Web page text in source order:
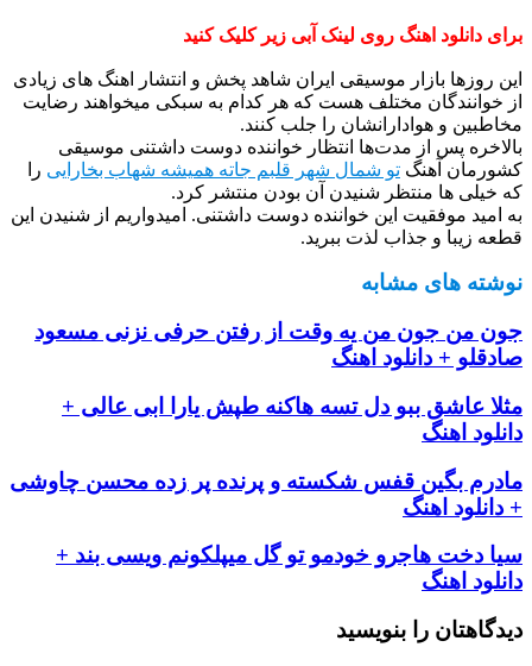
برای دانلود اهنگ روی لینک آبی زیر کلیک کنید
این روزها بازار موسیقی ایران شاهد پخش و انتشار اهنگ های زیادی
از خوانندگان مختلف هست که هر کدام به سبکی میخواهند رضایت
مخاطبین و هوادارانشان را جلب کنند.
بالاخره پس از مدت‌ها انتظار خواننده دوست داشتنی موسیقی
کشورمان آهنگ تو شمال شهر قلبم جاته همیشه شهاب بخارایی را
که خیلی ها منتظر شنیدن آن بودن منتشر کرد.
به امید موفقیت این خواننده دوست داشتنی. امیدواریم از شنیدن این
قطعه زیبا و جذاب لذت ببرید.
نوشته های مشابه
جون من جون من یه وقت از رفتن حرفی نزنی مسعود
صادقلو + دانلود اهنگ
مثلا عاشق ببو دل تسه هاکنه طپش یارا ابی عالی +
دانلود اهنگ
مادرم بگين قفس شکسته و پرنده پر زده محسن چاوشی
+ دانلود اهنگ
سیا دخت هاجرو خودمو تو گل میپلکونم ویسی بند +
دانلود اهنگ
دیدگاهتان را بنویسید